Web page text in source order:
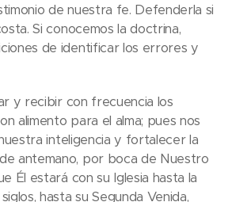
de nuestra fe. Defenderla si
Si conocemos la doctrina,
de identificar los errores y
y recibir con frecuencia los
alimento para el alma; pues nos
inteligencia y fortalecer la
antemano, por boca de Nuestro
Él estará con su Iglesia hasta la
hasta su Segunda Venida,